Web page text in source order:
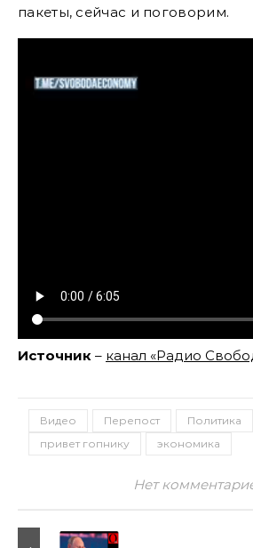
пакеты, сейчас и поговорим.
Источник – канал «Радио
Видео Перепост
Политика
привет гопнику
экономика
Нет